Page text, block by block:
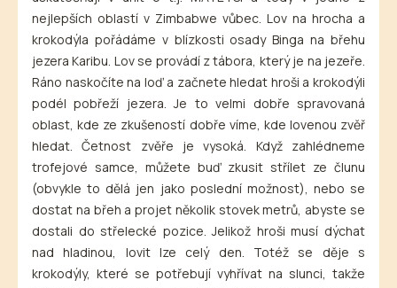
nejlepších oblastí v Zimbabwe vůbec. Lov na hrocha a
krokodýla pořádáme v blízkosti osady Binga na břehu
jezera Karibu. Lov se provádí z tábora, který je na jezeře.
Ráno naskočíte na loď a začnete hledat hroši a krokodýli
podél pobřeží jezera. Je to velmi dobře spravovaná
oblast, kde ze zkušeností dobře víme, kde lovenou zvěř
hledat. Četnost zvěře je vysoká. Když zahlédneme
trofejové samce, můžete buď zkusit střílet ze člunu
(obvykle to dělá jen jako poslední možnost), nebo se
dostat na břeh a projet několik stovek metrů, abyste se
dostali do střelecké pozice. Jelikož hroši musí dýchat
nad hladinou, lovit lze celý den. Totéž se děje s
krokodýly, které se potřebují vyhřívat na slunci, takže